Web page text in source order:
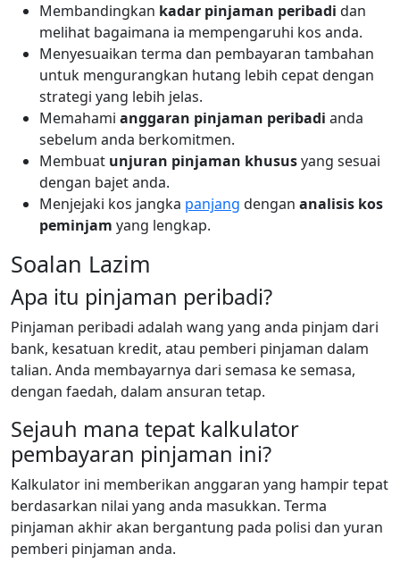
Membandingkan kadar pinjaman peribadi dan
melihat bagaimana ia mempengaruhi kos anda.
Menyesuaikan terma dan pembayaran tambahan
untuk mengurangkan hutang lebih cepat dengan
strategi yang lebih jelas.
Memahami anggaran pinjaman peribadi anda
sebelum anda berkomitmen.
Membuat unjuran pinjaman khususyang sesuai
dengan bajet anda.
Menjejaki kos jangka panjang dengan analisis kos
peminjam yang lengkap.
Soalan Lazim
Apa itu pinjaman peribadi?
Pinjaman peribadi adalah wang yang anda pinjam dari
bank, kesatuan kredit, atau pemberi pinjaman dalam
talian. Anda membayarnya dari semasa ke semasa,
dengan faedah, dalam ansuran tetap.
Sejauh mana tepat kalkulator
pembayaran pinjaman ini?
Kalkulator ini memberikan anggaran yang hampir tepat
berdasarkan nilai yang anda masukkan. Terma
pinjaman akhir akan bergantung pada polisi dan yuran
pemberi pinjaman anda.